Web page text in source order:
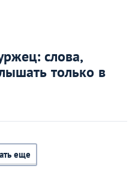
слова,
только в
еще